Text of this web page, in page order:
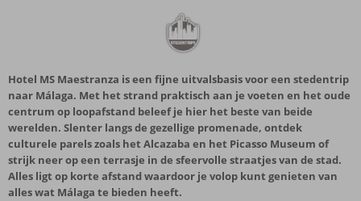
Hotel MS Maestranza is een fijne uitvalsbasis voor een stedentrip
naar Málaga. Met het strand praktisch aan je voeten en het oude
centrum op loopafstand beleef je hier het beste van beide
werelden. Slenter langs de gezellige promenade, ontdek
culturele parels zoals het Alcazaba en het Picasso Museum of
strijk neer op een terrasje in de sfeervolle straatjes van de stad.
Alles ligt op korte afstand waardoor je volop kunt genieten van
alles wat Málaga te bieden heeft.